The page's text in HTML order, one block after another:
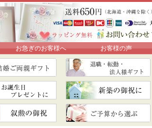
お急ぎのお客様へ お客様の声